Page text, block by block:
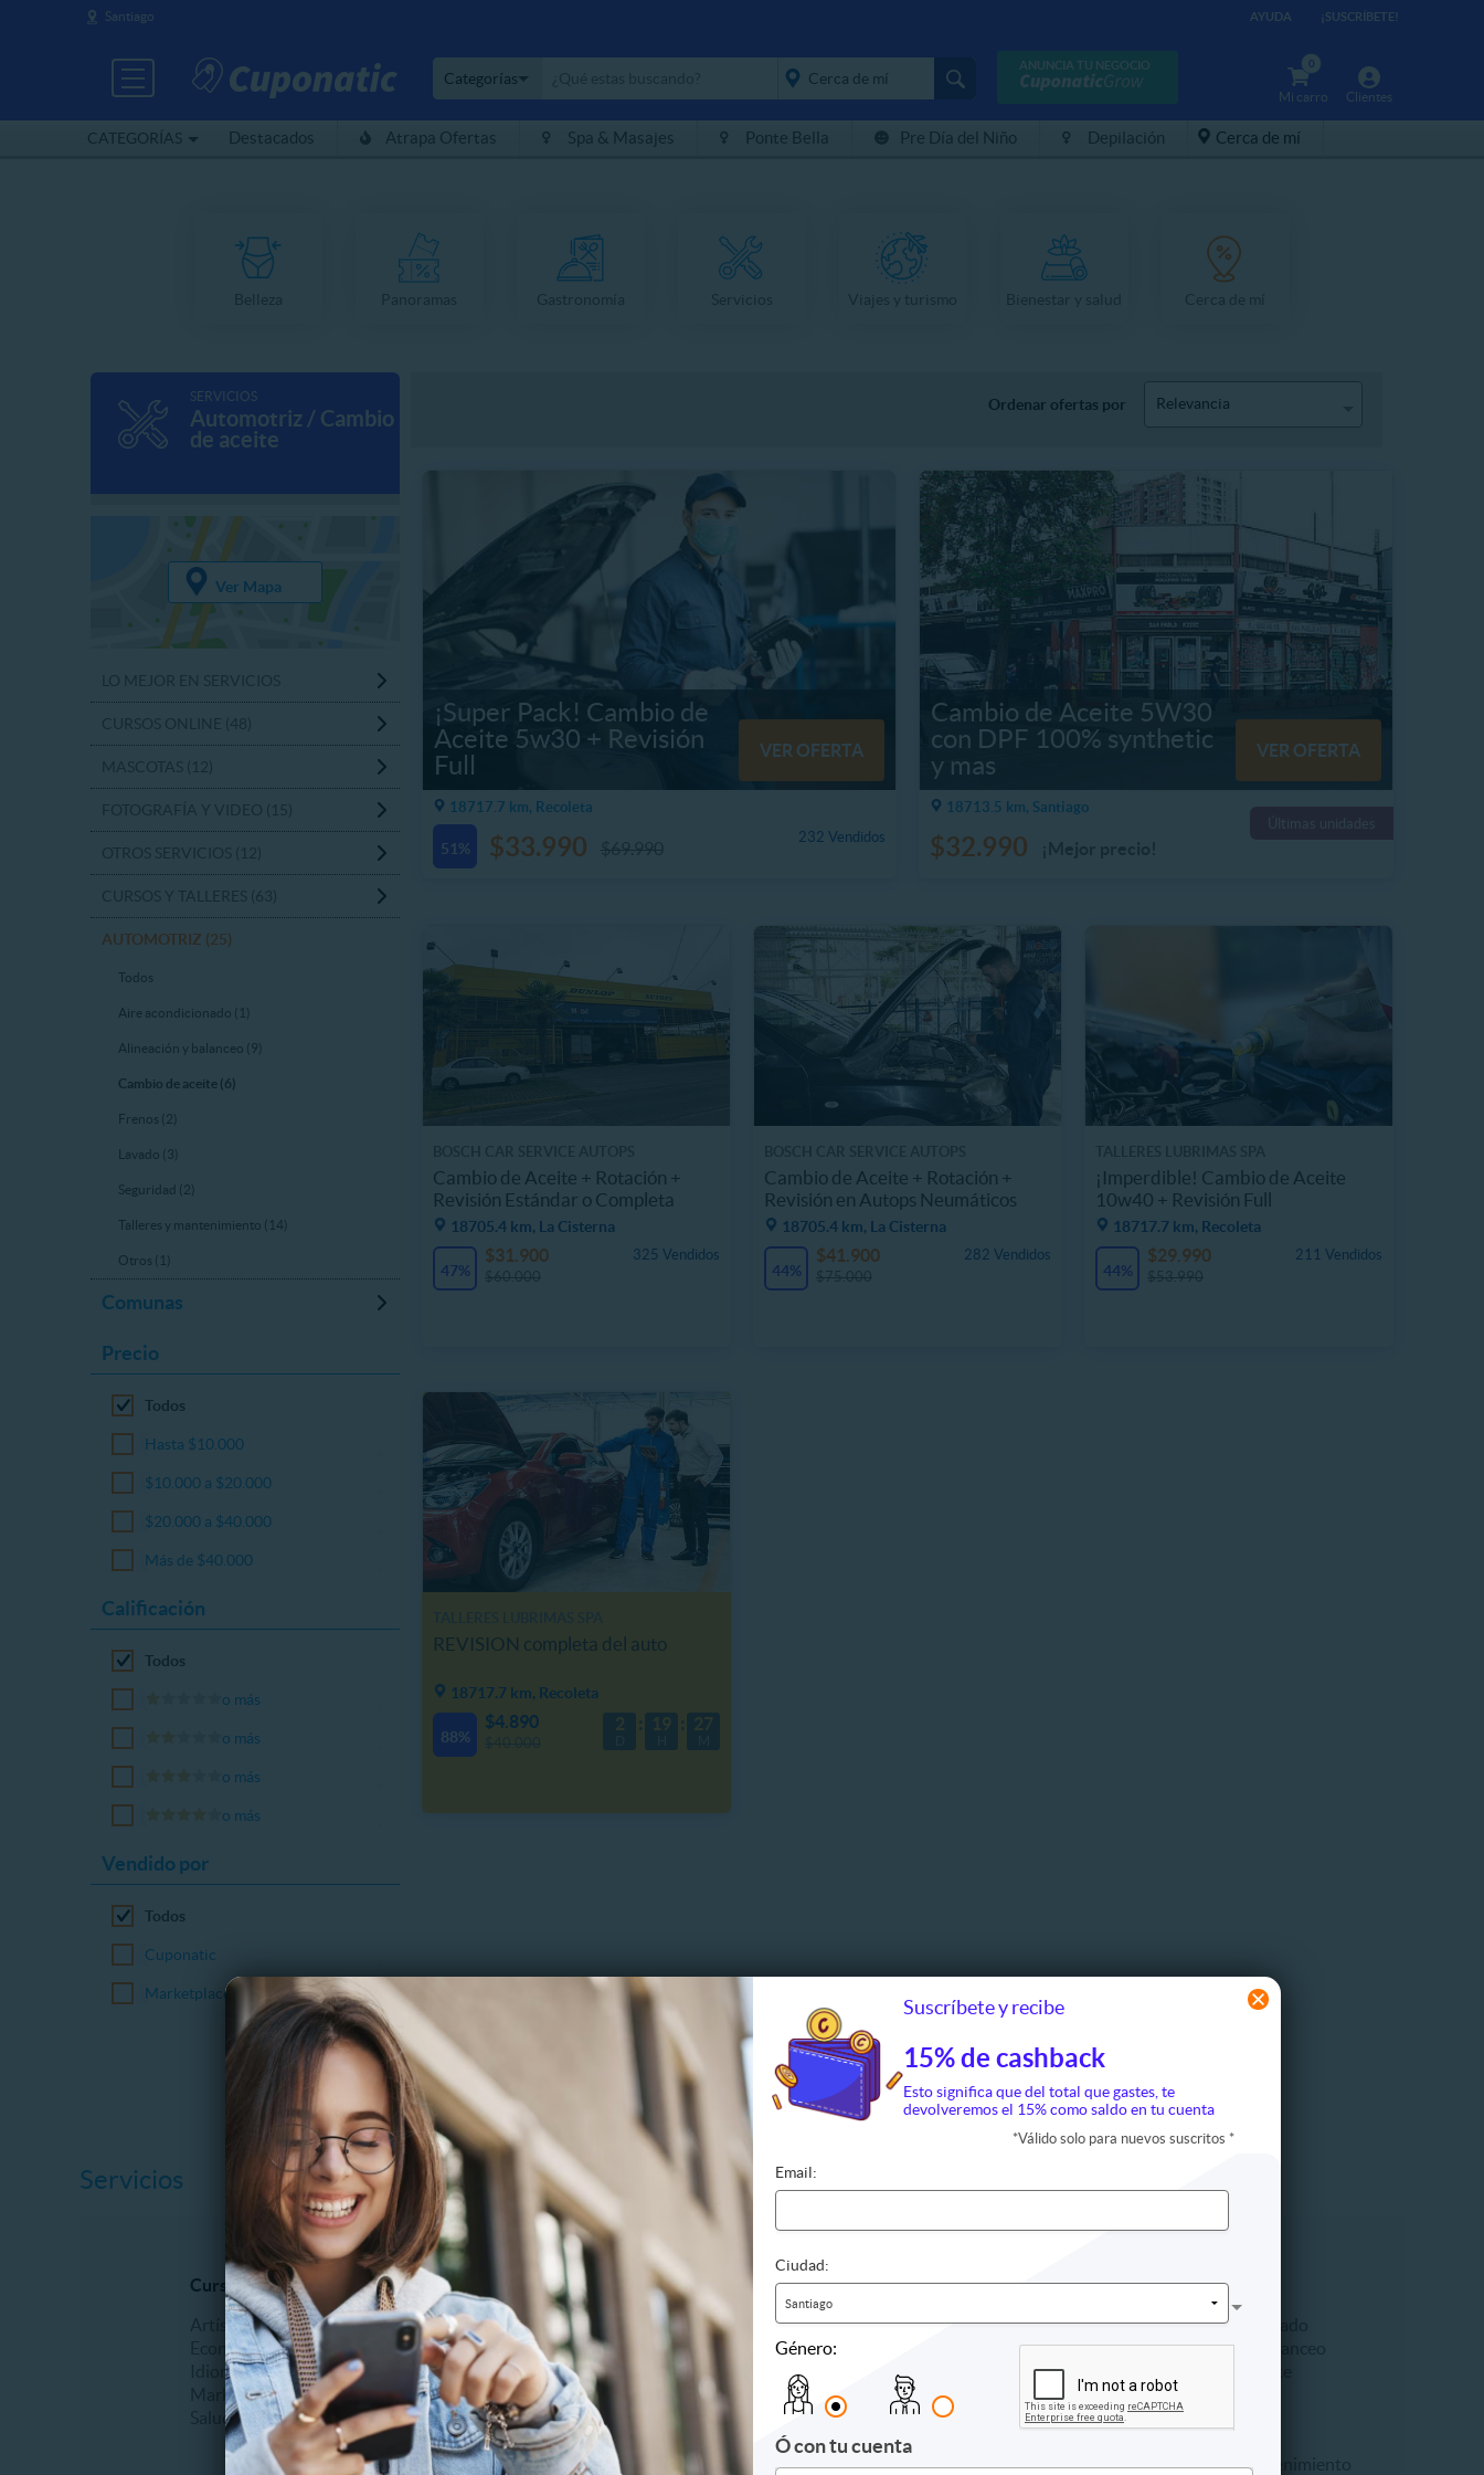
Santiago AYUDA ¡SUSCRÍBETE!
CATEGORÍAS
ANUNCIA TU NEGOCIO
Clientes
Categorías
0
Mi carro
Destacados Atrapa Ofertas Spa & Masajes Ponte Bella Pre Día del Niño Depilación Cerca de mí
Suscríbete y recibe
15% de cashback
Esto significa que del total que gastes, te
devolveremos el 15% como saldo en tu cuenta
*Válido solo para nuevos suscritos *
Email:
Ciudad:
Santiago
Género:
Ó con tu cuenta
SERVICIOS
Automotriz / Cambio
de aceite
Ver Mapa
AUTOMOTRIZ (25)
Todos
Aire acondicionado (1)
Alineación y balanceo (9)
Cambio de aceite (6)
Frenos (2)
Lavado (3)
Seguridad (2)
Talleres y mantenimiento (14)
Otros (1)
Comunas
Precio
Todos
Hasta $10.000
$10.000 a $20.000
$20.000 a $40.000
Más de $40.000
Calificación
Todos
o más
o más
o más
o más
Vendido por
Todos
Cuponatic
Marketplace
Ordenar ofertas por Relevancia
¡Super Pack! Cambio de
Aceite 5w30 + Revisión
Full
VER OFERTA
18717.7 km, Recoleta
51%
232 Vendidos
$33.990
Cambio de Aceite 5W30
con DPF 100% synthetic
y mas
VER OFERTA
18713.5 km, Santiago
Últimas unidades
$32.990
Cambio de Aceite + Rotación +
Revisión Estándar o Completa
18705.4 km, La Cisterna
47%
325 Vendidos
$31.900
Cambio de Aceite + Rotación +
Revisión en Autops Neumáticos
18705.4 km, La Cisterna
44%
282 Vendidos
$41.900
¡Imperdible! Cambio de Aceite
10w40 + Revisión Full
18717.7 km, Recoleta
44%
211 Vendidos
$29.990
REVISION completa del auto
18717.7 km, Recoleta
88%
2 19 27
$4.890
Servicios
Cursos online
Artísticos
Economía
Idiomas
Marketing
Salud
Mascotas
Veterinaria
Fotografía y video
Grabación de videos
Impresión de fotos
Sesión fotográfica
Álbumes y photobook
Otros
Cursos y talleres
Alimentación
Fotografía
Gestión empresarial
Idiomas
Automotriz
Aire acondicionado
Alineación y balanceo
Frenos
Lavado
Talleres y mantenimiento